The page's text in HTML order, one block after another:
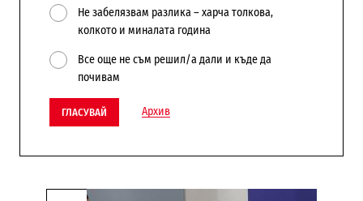
Не забелязвам разлика – харча толкова,
колкото и миналата година
Все още не съм решил/а дали и къде да
почивам
ГЛАСУВАЙ Архив